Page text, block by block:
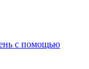
с помощью